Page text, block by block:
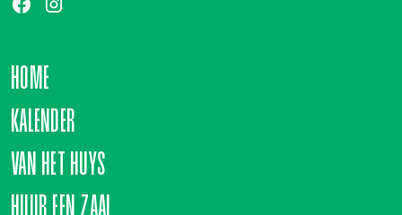
HOME
KALENDER
VAN HET HUYS
HUUR EEN ZAAL